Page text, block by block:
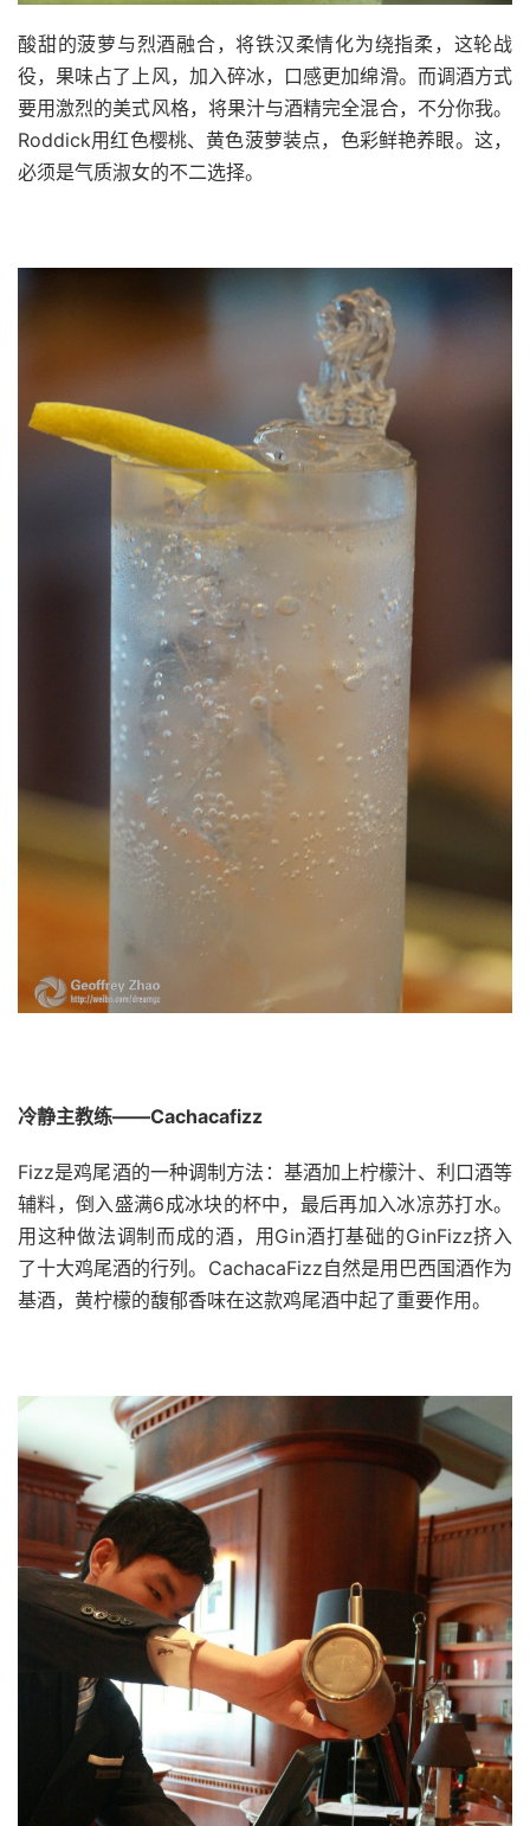
酸甜的菠萝与烈酒融合，将铁汉柔情化为绕指柔，这轮战
役，果味占了上风，加入碎冰，口感更加绵滑。而调酒方式
要用激烈的美式风格，将果汁与酒精完全混合，不分你我。
Roddick用红色樱桃、黄色菠萝装点，色彩鲜艳养眼。这，
必须是气质淑女的不二选择。
冷静主教练——Cachacafizz
Fizz是鸡尾酒的一种调制方法：基酒加上柠檬汁、利口酒等
辅料，倒入盛满6成冰块的杯中，最后再加入冰凉苏打水。
用这种做法调制而成的酒，用Gin酒打基础的GinFizz挤入
了十大鸡尾酒的行列。CachacaFizz自然是用巴西国酒作为
基酒，黄柠檬的馥郁香味在这款鸡尾酒中起了重要作用。